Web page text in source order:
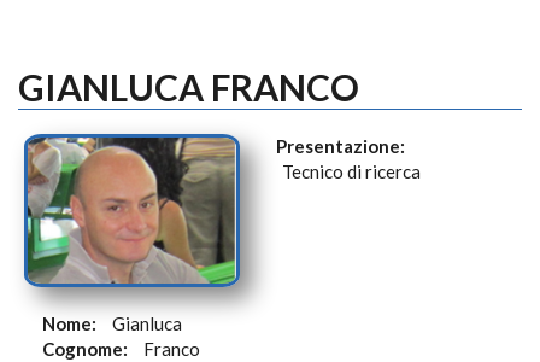
GIANLUCA FRANCO
Nome:
Gianluca
Cognome:
Franco
Presentazione:
Tecnico di ricerca